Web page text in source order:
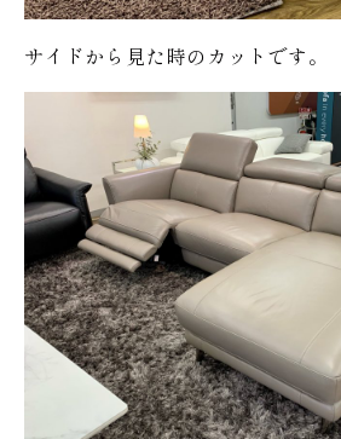
サイドから見た時のカットです。